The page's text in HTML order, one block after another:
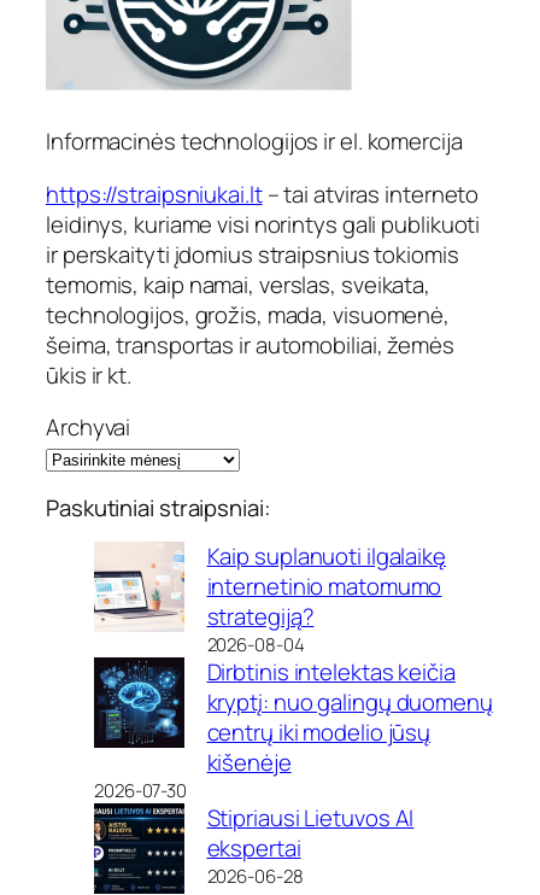
Informacinės technologijos ir el. komercija
https://straipsniukai.lt– tai atviras interneto
leidinys, kuriame visi norintys gali publikuoti
ir perskaityti įdomius straipsnius tokiomis
temomis, kaip namai, verslas, sveikata,
technologijos, grožis, mada, visuomenė,
šeima, transportas ir automobiliai, žemės
ūkis ir kt.
Archyvai
Paskutiniai straipsniai:
Kaip suplanuoti ilgalaikę
internetinio matomumo
strategiją?
2026-08-04
Dirbtinis intelektas keičia
kryptį: nuo galingų duomenų
centrų iki modelio jūsų
kišenėje
2026-07-30
Stipriausi Lietuvos AI
ekspertai
2026-06-28